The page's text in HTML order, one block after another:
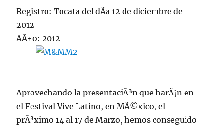
Registro: Tocata del dÃ­a 12 de diciembre de
2012
AÃ±o: 2012
Aprovechando la presentaciÃ³n que harÃ¡n en
el Festival Vive Latino, en MÃ©xico, el
prÃ³ximo 14 al 17 de Marzo, hemos conseguido